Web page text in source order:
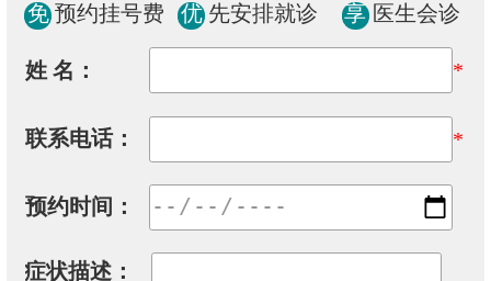
免 预约挂号费 优 先安排就诊 享 医生会诊
姓 名： *
联系电话： *
预约时间：
症状描述：